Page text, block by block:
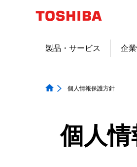
製品・サービス 企
個人情報保護方針
個人